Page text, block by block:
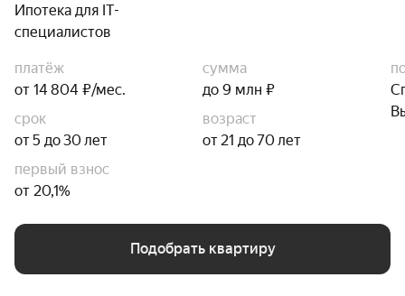
Ипотека для IT-
специалистов
платёж
от 14 804 ₽/мес.
сумма
до 9 млн ₽
срок
от 5 до 30 лет
возраст
от 21 до 70 лет
первый взнос
от 20,1%
Подобрать квартиру